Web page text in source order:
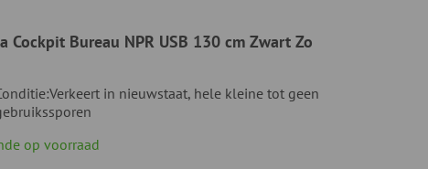
Cockpit Bureau NPR USB 130 cm Zwart Zo
Verkeert in nieuwstaat, hele kleine tot geen
op voorraad